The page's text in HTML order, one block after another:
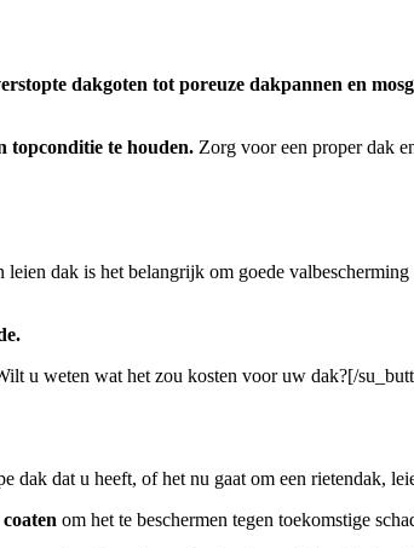
dakgoten tot poreuze dakpannen en
topconditie te houden. Zorg voor een proper dak
dak is het belangrijk om goede
u weten wat het zou kosten voor uw dak?[/
dat u heeft, of het nu gaat om een rietendak,
om het te beschermen tegen toekomstige